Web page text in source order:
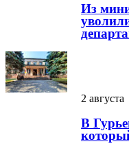
Из
2 августа
В